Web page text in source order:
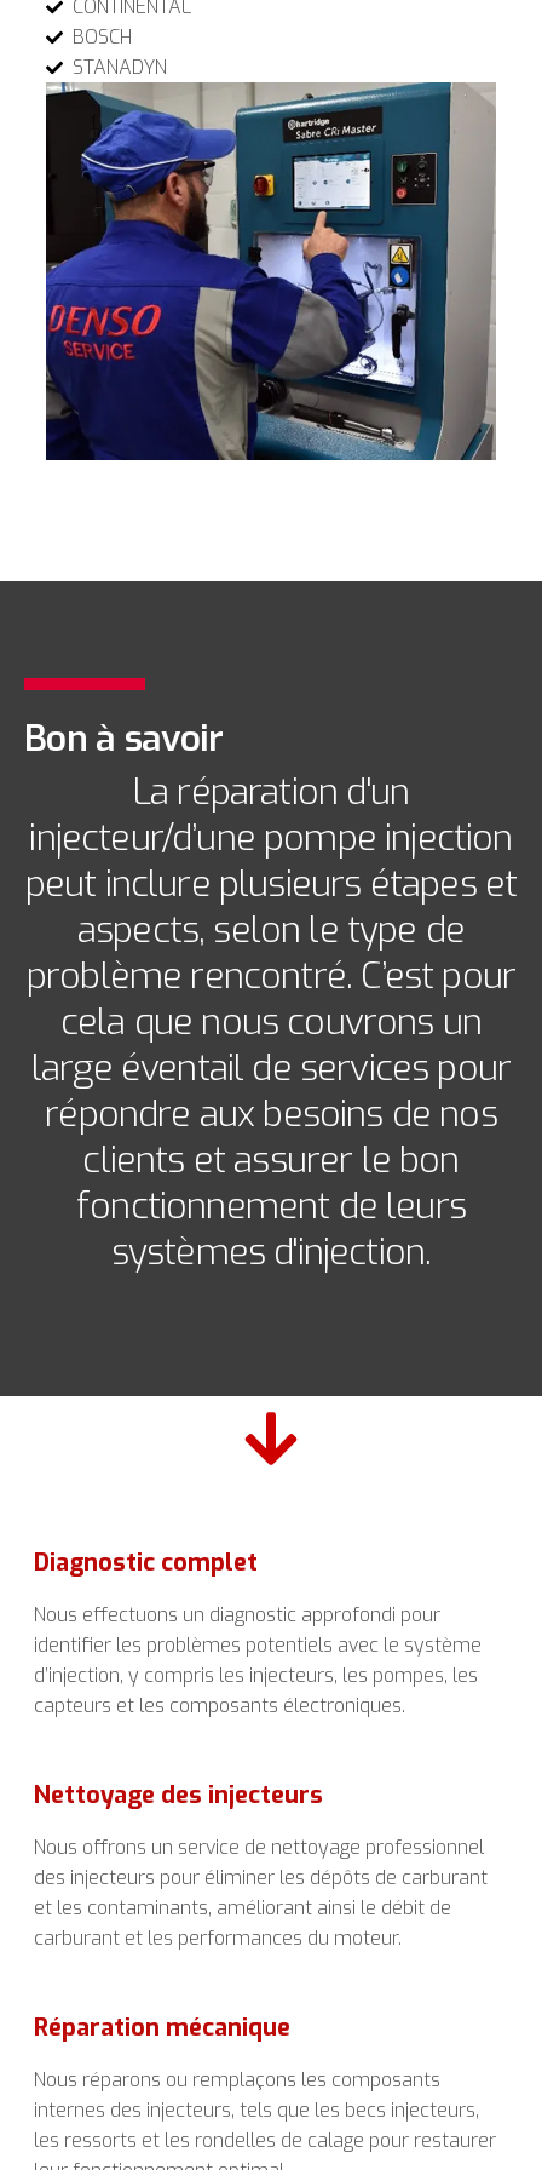
CONTINENTAL
BOSCH
STANADYN
Bon à savoir
La réparation d'un
injecteur/d’une pompe injection
peut inclure plusieurs étapes et
aspects, selon le type de
problème rencontré. C’est pour
cela que nous couvrons un
large éventail de services pour
répondre aux besoins de nos
clients et assurer le bon
fonctionnement de leurs
systèmes d'injection.
Diagnostic complet
Nous effectuons un diagnostic approfondi pour
identifier les problèmes potentiels avec le système
d’injection, y compris les injecteurs, les pompes, les
capteurs et les composants électroniques.
Nettoyage des injecteurs
Nous offrons un service de nettoyage professionnel
des injecteurs pour éliminer les dépôts de carburant
et les contaminants, améliorant ainsi le débit de
carburant et les performances du moteur.
Réparation mécanique
Nous réparons ou remplaçons les composants
internes des injecteurs, tels que les becs injecteurs,
les ressorts et les rondelles de calage pour restaurer